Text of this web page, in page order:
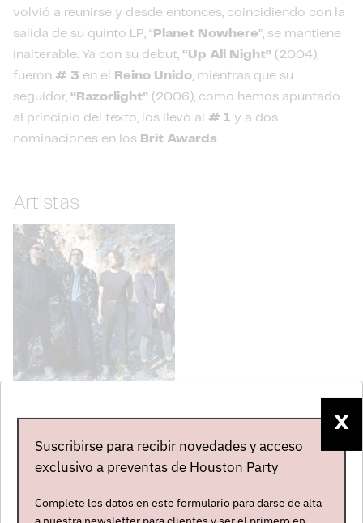
volvió a reunirse y desde entonces, coincidiendo con la
salida de su quinto LP, “ Planet Nowhere”, se mantiene
inalterable. Ya con su debut, “Up All Night” (2004),
fueron # 3 en el Reino Unido, mientras que su
seguidor, “Razorlight” (2006), como hemos apuntado
al principio del texto, los llevó al # 1 y a dos
nominaciones en los Brit Awards.
Artistas
Nuevo - En gira
PRÓXIMOS CONCIERTOS
X
Suscribirse para recibir novedades y acceso
exclusivo a preventas de Houston Party
Complete los datos en este formulario para darse de alta